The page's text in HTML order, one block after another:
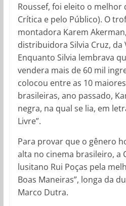
Roussef, foi eleito o
Crítica e pelo Público). O
montadora Karem
distribuidora Silvia Cruz, da
Enquanto Silvia lembrava
vendera mais de 60 mil
colocou entre as 10
brasileiras, ano passado,
negra, na qual se lia, em
Livre”.
Para provar que o gênero
alta no cinema brasileiro, a
lusitano Rui Poças pela
Boas Maneiras”, longa da
Marco Dutra.